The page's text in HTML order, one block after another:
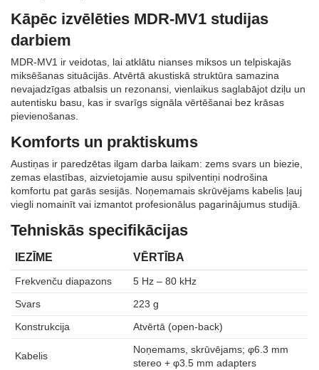
Kāpēc izvēlēties MDR‑MV1 studijas
darbiem
MDR‑MV1 ir veidotas, lai atklātu nianses miksos un telpiskajās
miksēšanas situācijās. Atvērtā akustiskā struktūra samazina
nevajadzīgas atbalsis un rezonansi, vienlaikus saglabājot dziļu un
autentisku basu, kas ir svarīgs signāla vērtēšanai bez krāsas
pievienošanas.
Komforts un praktiskums
Austiņas ir paredzētas ilgam darba laikam: zems svars un biezie,
zemas elastības, aizvietojamie ausu spilventiņi nodrošina
komfortu pat garās sesijās. Noņemamais skrūvējams kabelis ļauj
viegli nomainīt vai izmantot profesionālus pagarinājumus studijā.
Tehniskās specifikācijas
IEZĪME VĒRTĪBA
Frekvenču diapazons
5 Hz – 80 kHz
Svars
223 g
Konstrukcija
Atvērtā (open-back)
Kabelis
Noņemams, skrūvējams; φ6.3 mm
stereo + φ3.5 mm adapters